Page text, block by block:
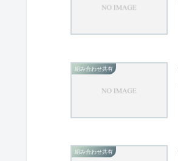
組み合わせ共有
組み合わせ共有